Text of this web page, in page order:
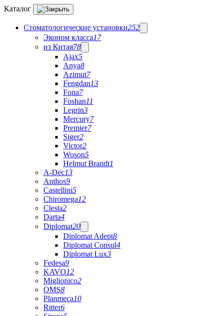
Каталог
Стоматологические установки252
Эконом класса17
из Китая78
Ajax5
Anya8
Azimut7
Fengdan13
Fona7
Foshan11
Legrin3
Mercury7
Premier7
Siger2
Victor2
Woson5
Helmut Brandt1
A-Dec13
Anthos9
Castellini5
Chiromega12
Clesta2
Darta4
Diplomat20
Diplomat Adept8
Diplomat Consul4
Diplomat Lux3
Fedesa9
KAVO12
Miglionico2
OMS8
Planmeca10
Ritter6